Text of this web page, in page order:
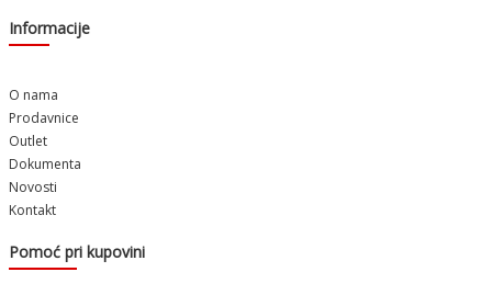
Informacije
O nama
Prodavnice
Outlet
Dokumenta
Novosti
Kontakt
Pomoć pri kupovini